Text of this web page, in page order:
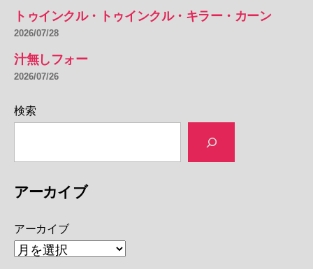
トゥインクル・トゥインクル・キラー・カーン
2026/07/28
汁無しフォー
2026/07/26
検索
アーカイブ
アーカイブ